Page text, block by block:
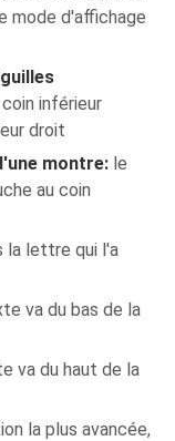
mode d'affichage
inférieur
droit
montre: le
au coin
la lettre qui l'a
va du bas de la
va du haut de la
la plus avancée,